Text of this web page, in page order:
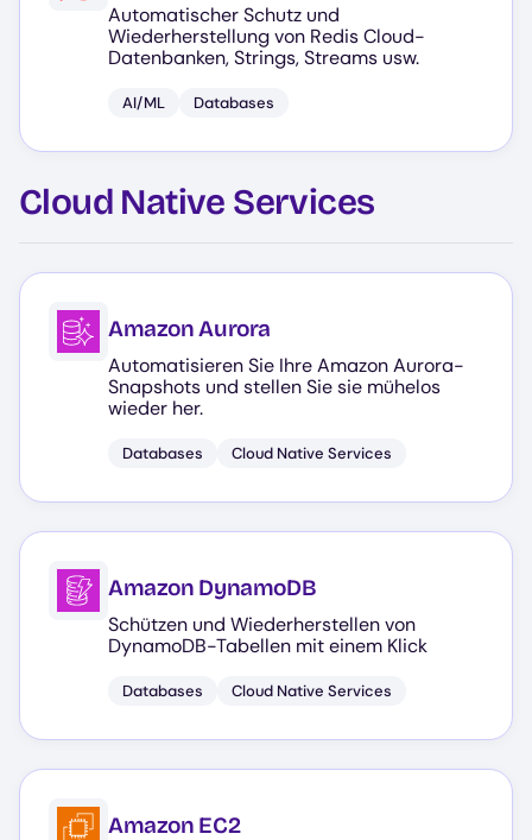
Automatischer Schutz und
Wiederherstellung von Redis Cloud-
Datenbanken, Strings, Streams usw.
AI/ML Databases
Cloud Native Services
Amazon Aurora
Automatisieren Sie Ihre Amazon Aurora-
Snapshots und stellen Sie sie mühelos
wieder her.
Databases Cloud Native Services
Amazon DynamoDB
Schützen und Wiederherstellen von
DynamoDB-Tabellen mit einem Klick
Databases Cloud Native Services
Amazon EC2